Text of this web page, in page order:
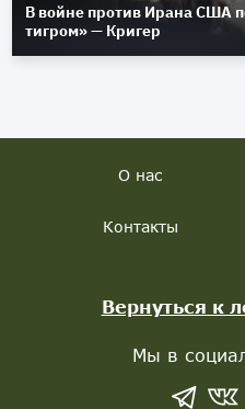
В войне против Ирана США
тигром» — Кригер
О нас
Контакты
Вернуться к
Мы в